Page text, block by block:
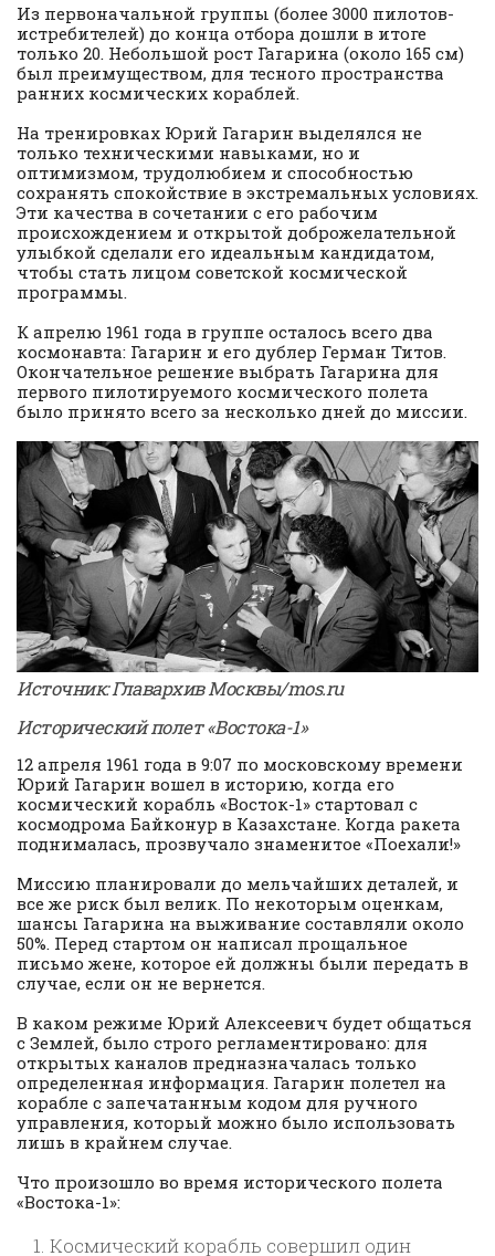
Из первоначальной группы (более 3000 пилотов-
истребителей) до конца отбора дошли в итоге
только 20. Небольшой рост Гагарина (около 165 см)
был преимуществом, для тесного пространства
ранних космических кораблей.
На тренировках Юрий Гагарин выделялся не
только техническими навыками, но и
оптимизмом, трудолюбием и способностью
сохранять спокойствие в экстремальных условиях.
Эти качества в сочетании с его рабочим
происхождением и открытой доброжелательной
улыбкой сделали его идеальным кандидатом,
чтобы стать лицом советской космической
программы.
К апрелю 1961 года в группе осталось всего два
космонавта: Гагарин и его дублер Герман Титов.
Окончательное решение выбрать Гагарина для
первого пилотируемого космического полета
было принято всего за несколько дней до миссии.
Источник: Главархив Москвы/mos.ru
Исторический полет «Востока-1»
12 апреля 1961 года в 9:07 по московскому времени
Юрий Гагарин вошел в историю, когда его
космический корабль «Восток-1» стартовал с
космодрома Байконур в Казахстане. Когда ракета
поднималась, прозвучало знаменитое «Поехали!»
Миссию планировали до мельчайших деталей, и
все же риск был велик. По некоторым оценкам,
шансы Гагарина на выживание составляли около
50%. Перед стартом он написал прощальное
письмо жене, которое ей должны были передать в
случае, если он не вернется.
В каком режиме Юрий Алексеевич будет общаться
с Землей, было строго регламентировано: для
открытых каналов предназначалась только
определенная информация. Гагарин полетел на
корабле с запечатанным кодом для ручного
управления, который можно было использовать
лишь в крайнем случае.
Что произошло во время исторического полета
«Востока-1»:
Космический корабль совершил один